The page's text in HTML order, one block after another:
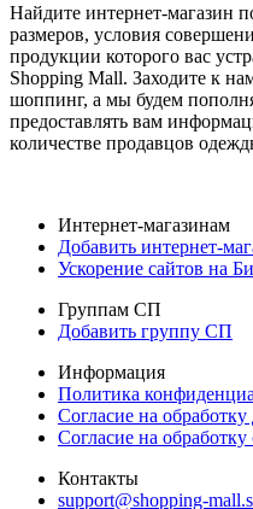
Найдите интернет-магазин
размеров, условия
продукции которого вас
Shopping Mall. Заходите к
шоппинг, а мы будем
предоставлять вам
количестве продавцов
Интернет-магазинам
Добавить интернет-
Ускорение сайтов на
Группам СП
Добавить группу СП
Информация
Политика
Согласие на
Согласие на обработку
Контакты
support@shopping-